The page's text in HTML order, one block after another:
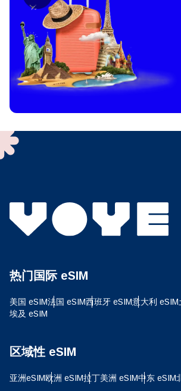
热门国际 eSIM
美国 eSIM法国 eSIM西班牙 eSIM意大利 eSIM
埃及 eSIM
区域性 eSIM
亚洲eSIM欧洲 eSIM拉丁美洲 eSIM中东 eSIM